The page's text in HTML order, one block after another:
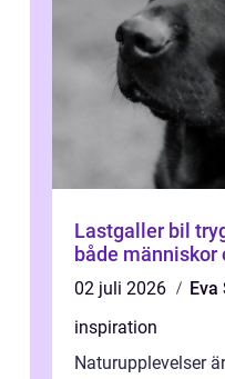
Lastgaller bil tryggare transport för
både människor
02 juli 2026
inspiration
Naturupplevelser